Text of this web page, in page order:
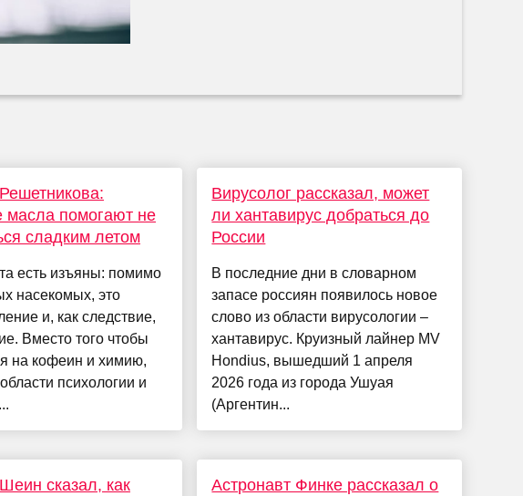
помогают не
сладким летом
есть изъяны: помимо
насекомых, это
и, как следствие,
Вместо того чтобы
на кофеин и химию,
психологии и
сказал, как
Вирусолог рассказал, может
ли хантавирус добраться до
России
В последние дни в словарном
запасе россиян появилось новое
слово из области вирусологии –
хантавирус. Круизный лайнер MV
Hondius, вышедший 1 апреля
2026 года из города Ушуая
(Аргентин...
Астронавт Финке рассказал о